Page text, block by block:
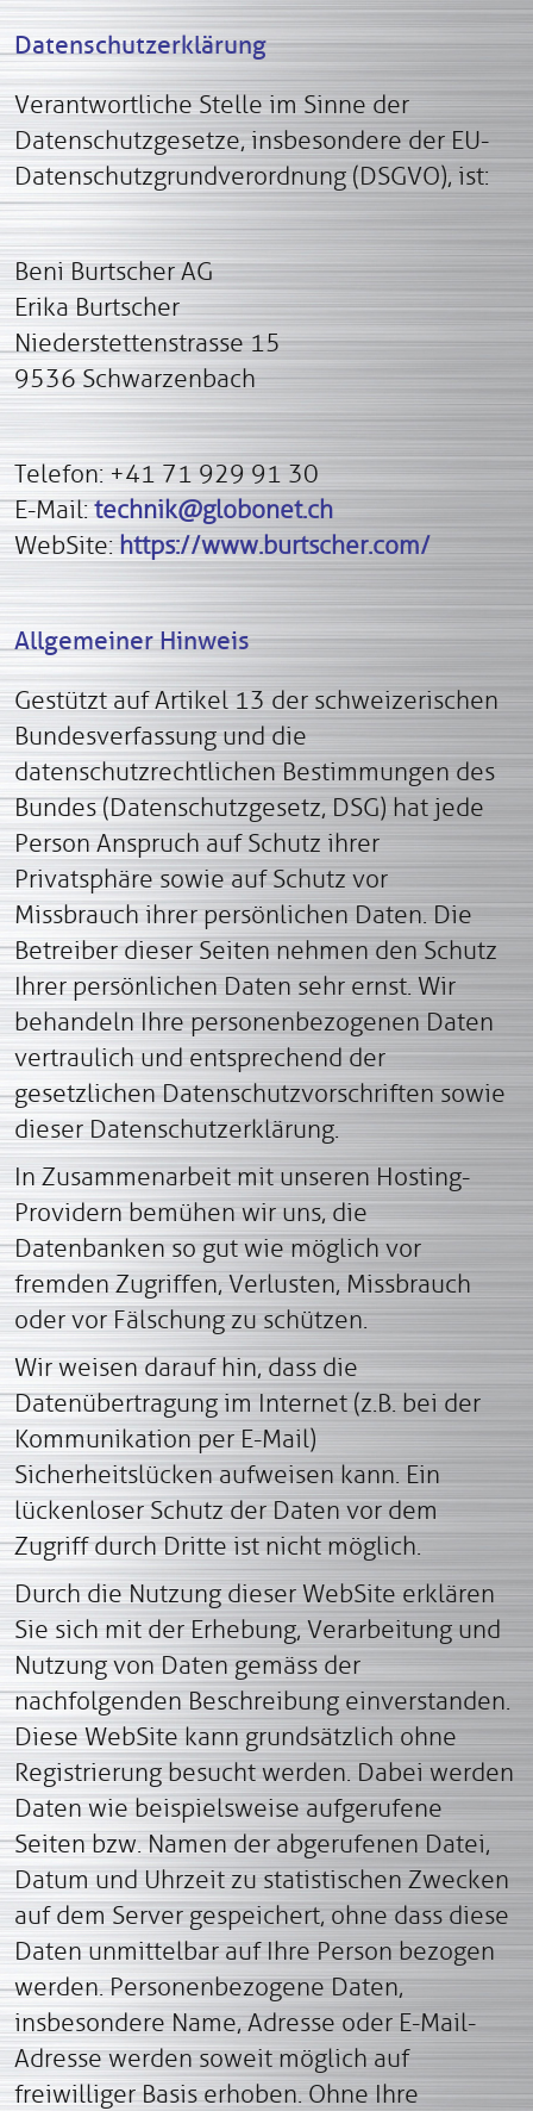
Datenschutzerklärung
Verantwortliche Stelle im Sinne der
Datenschutzgesetze, insbesondere der EU-
Datenschutzgrundverordnung (DSGVO), ist:
Beni Burtscher AG
Erika Burtscher
Niederstettenstrasse 15
9536 Schwarzenbach
Telefon: +41 71 929 91 30
E-Mail:technik@globonet.ch
WebSite:https://www.burtscher.com/
Allgemeiner Hinweis
Gestützt auf Artikel 13 der schweizerischen
Bundesverfassung und die
datenschutzrechtlichen Bestimmungen des
Bundes (Datenschutzgesetz, DSG) hat jede
Person Anspruch auf Schutz ihrer
Privatsphäre sowie auf Schutz vor
Missbrauch ihrer persönlichen Daten. Die
Betreiber dieser Seiten nehmen den Schutz
Ihrer persönlichen Daten sehr ernst. Wir
behandeln Ihre personenbezogenen Daten
vertraulich und entsprechend der
gesetzlichen Datenschutzvorschriften sowie
dieser Datenschutzerklärung.
In Zusammenarbeit mit unseren Hosting-
Providern bemühen wir uns, die
Datenbanken so gut wie möglich vor
fremden Zugriffen, Verlusten, Missbrauch
oder vor Fälschung zu schützen.
Wir weisen darauf hin, dass die
Datenübertragung im Internet (z.B. bei der
Kommunikation per E-Mail)
Sicherheitslücken aufweisen kann. Ein
lückenloser Schutz der Daten vor dem
Zugriff durch Dritte ist nicht möglich.
Durch die Nutzung dieser WebSite erklären
Sie sich mit der Erhebung, Verarbeitung und
Nutzung von Daten gemäss der
nachfolgenden Beschreibung einverstanden.
Diese WebSite kann grundsätzlich ohne
Registrierung besucht werden. Dabei werden
Daten wie beispielsweise aufgerufene
Seiten bzw. Namen der abgerufenen Datei,
Datum und Uhrzeit zu statistischen Zwecken
auf dem Server gespeichert, ohne dass diese
Daten unmittelbar auf Ihre Person bezogen
werden. Personenbezogene Daten,
insbesondere Name, Adresse oder E-Mail-
Adresse werden soweit möglich auf
freiwilliger Basis erhoben. Ohne Ihre